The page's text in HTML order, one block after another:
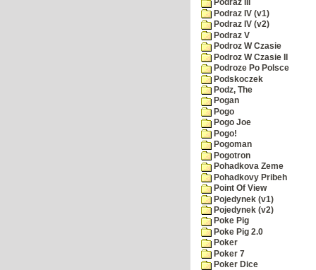
Podraz III
Podraz IV (v1)
Podraz IV (v2)
Podraz V
Podroz W Czasie
Podroz W Czasie II
Podroze Po Polsce
Podskoczek
Podz, The
Pogan
Pogo
Pogo Joe
Pogo!
Pogoman
Pogotron
Pohadkova Zeme
Pohadkovy Pribeh
Point Of View
Pojedynek (v1)
Pojedynek (v2)
Poke Pig
Poke Pig 2.0
Poker
Poker 7
Poker Dice